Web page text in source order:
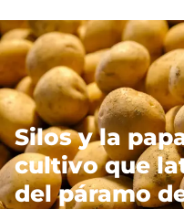
Silos y la
cultivo que
del páramo